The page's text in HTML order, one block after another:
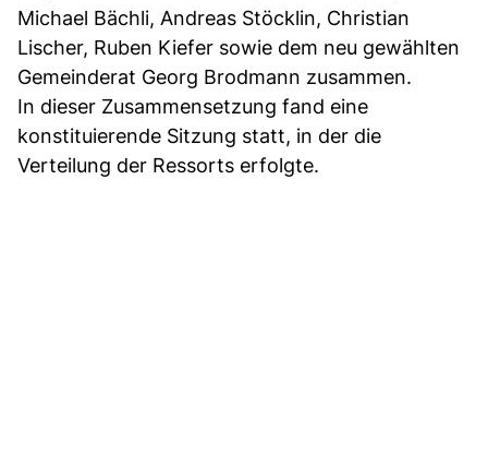
Michael Bächli, Andreas Stöcklin, Christian
Lischer, Ruben Kiefer sowie dem neu gewählten
Gemeinderat Georg Brodmann zusammen.
In dieser Zusammensetzung fand eine
konstituierende Sitzung statt, in der die
Verteilung der Ressorts erfolgte.